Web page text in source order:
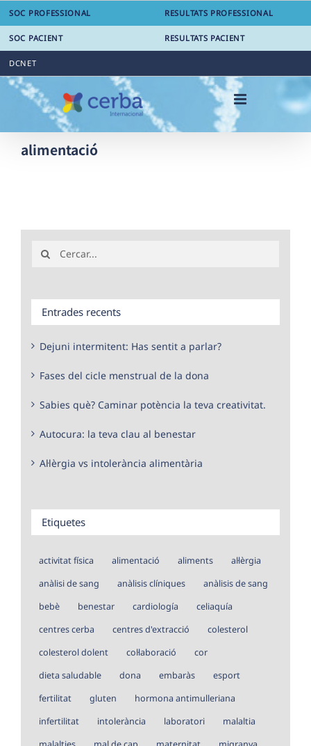
Skip
content
SOC PROFESSIONAL RESULTATS PROFESSIONAL
SOC PACIENT RESULTATS PACIENT
DCNET
alimentació
for:
Entrades recents
Dejuni intermitent: Has sentit a parlar?
Fases del cicle menstrual de la dona
Sabies què? Caminar potència la teva creativitat.
Autocura: la teva clau al benestar
Al·lèrgia vs intolerància alimentària
Etiquetes
activitat física alimentació aliments
al·lèrgia
anàlisi de sang
anàlisis clíniques
anàlisis de sang
bebè
benestar cardiología
celiaquía
centres cerba
centres d'extracció
colesterol
colesterol dolent
col·laboració
cor
dieta saludable
dona embaràs
esport
fertilitat
gluten
hormona antimulleriana
infertilitat
intolerància laboratori
malaltia